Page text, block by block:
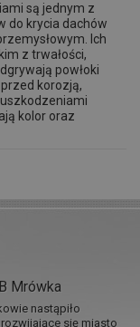
są jednym z
do krycia dachów
Ich
z trwałości,
powłoki
korozją,
kolor oraz
Mrówka
nastąpiło
się miasto